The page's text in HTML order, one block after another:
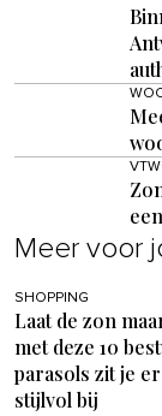
Meer voor
SHOPPING
Laat de zon
met deze 10
parasols zit je
stijlvol bij